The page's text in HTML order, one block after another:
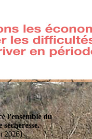
l’ensemble du
2026)